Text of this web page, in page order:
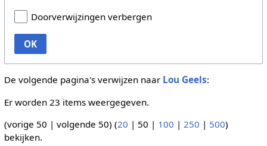
Doorverwijzingen verbergen
OK
De volgende pagina's verwijzen naar Lou Geels:
Er worden 23 items weergegeven.
(vorige 50 | volgende 50) (20 | 50 | 100 | 250 | 500)
bekijken.